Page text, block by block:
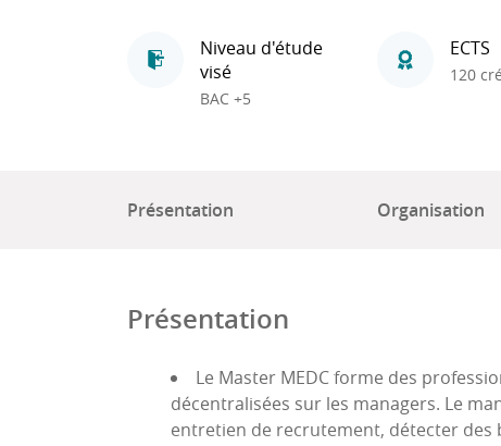
Niveau d'étude
visé
BAC +5
ECTS
120
Présentation Organisation
Présentation
Le Master MEDC forme des
décentralisées sur les managers. Le
entretien de recrutement, détecter des